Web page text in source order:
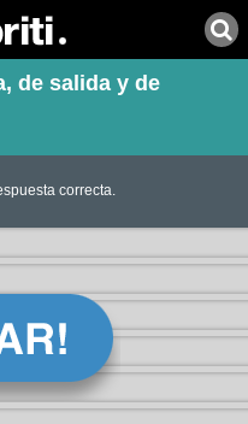
de salida y de
correcta.